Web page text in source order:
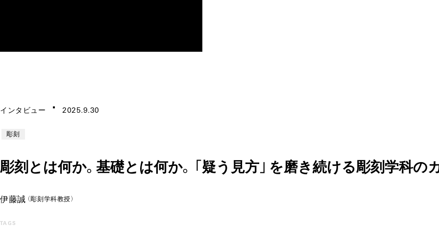
彫刻とは何か。​基礎とは何か。​ 「疑う見方」 を磨き続ける彫刻学科の
インタビ ュー 2025.9.30
彫刻
伊藤誠 （彫刻学科教授）
TAGS